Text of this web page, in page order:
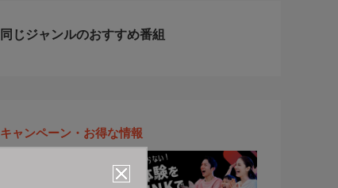
同じジャンルのおすすめ番組
キャンペーン・お得な情報